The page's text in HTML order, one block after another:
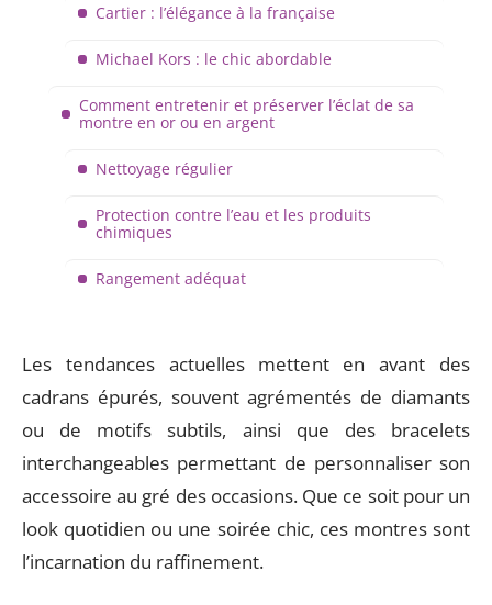
Cartier : l’élégance à la française
Michael Kors : le chic abordable
Comment entretenir et préserver l’éclat de sa
montre en or ou en argent
Nettoyage régulier
Protection contre l’eau et les produits
chimiques
Rangement adéquat
Les tendances actuelles mettent en avant des
cadrans épurés, souvent agrémentés de diamants
ou de motifs subtils, ainsi que des bracelets
interchangeables permettant de personnaliser son
accessoire au gré des occasions. Que ce soit pour un
look quotidien ou une soirée chic, ces montres sont
l’incarnation du raffinement.